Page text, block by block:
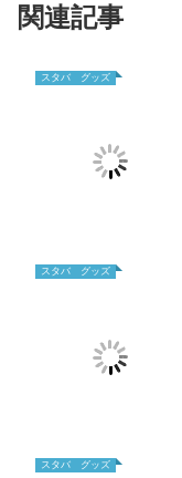
関連記事
スタバ グッズ
スタバ グッズ
スタバ グッズ